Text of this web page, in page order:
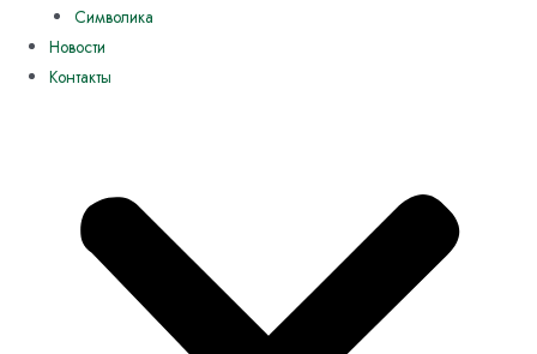
Символика
Новости
Контакты